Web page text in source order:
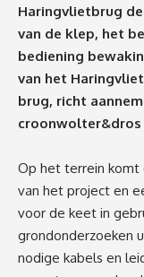
Haringvlietbrug
van de klep, het
bediening
van het
brug, richt
croonwolter&dros
Op het terrein komt
van het project en
voor de keet in
grondonderzoeken
nodige kabels en